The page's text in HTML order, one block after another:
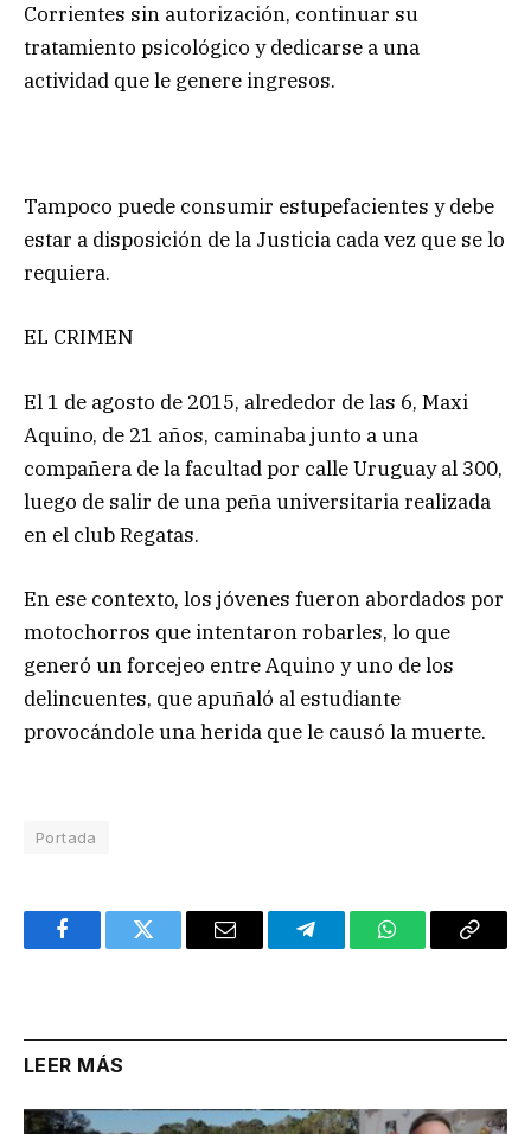
Corrientes sin autorización, continuar su
tratamiento psicológico y dedicarse a una
actividad que le genere ingresos.
Tampoco puede consumir estupefacientes y debe
estar a disposición de la Justicia cada vez que se lo
requiera.
EL CRIMEN
El 1 de agosto de 2015, alrededor de las 6, Maxi
Aquino, de 21 años, caminaba junto a una
compañera de la facultad por calle Uruguay al 300,
luego de salir de una peña universitaria realizada
en el club Regatas.
En ese contexto, los jóvenes fueron abordados por
motochorros que intentaron robarles, lo que
generó un forcejeo entre Aquino y uno de los
delincuentes, que apuñaló al estudiante
provocándole una herida que le causó la muerte.
Portada
FacebookTwitter Email TelegramWhatsAppCopy
LEER MÁS